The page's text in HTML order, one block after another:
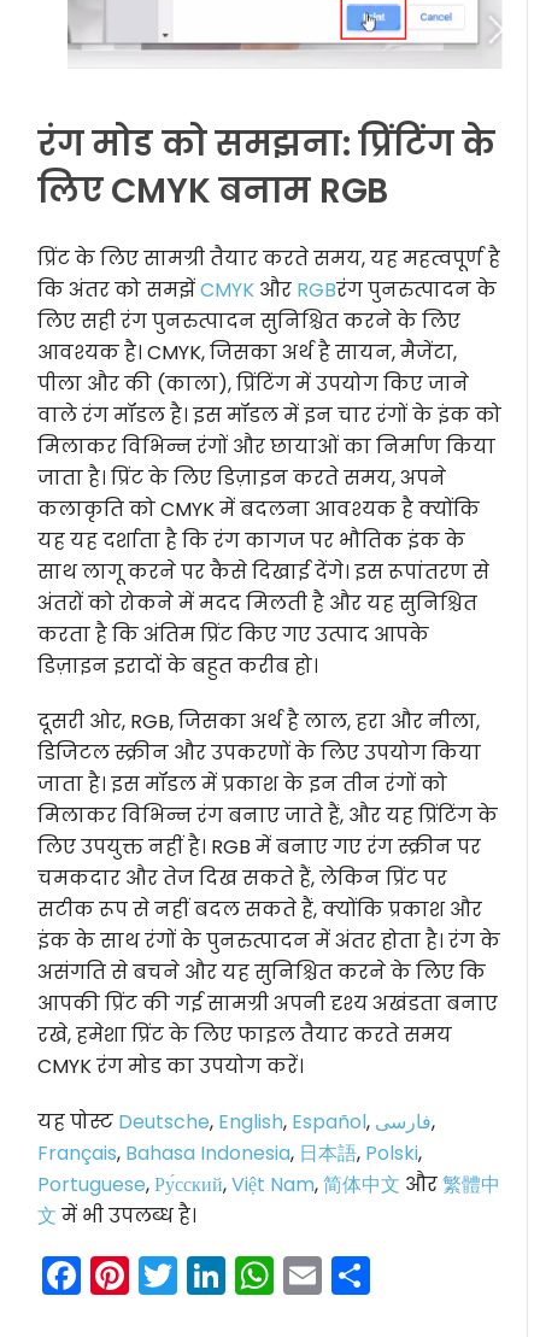
रंग मोड को समझना: प्रिंटिंग के
लिए CMYK बनाम RGB
प्रिंट के लिए सामग्री तैयार करते समय, यह महत्वपूर्ण है
कि अंतर को समझेंCMYK और RGBरंग पुनरुत्पादन के
लिए सही रंग पुनरुत्पादन सुनिश्चित करने के लिए
आवश्यक है। CMYK, जिसका अर्थ है सायन, मैजेंटा,
पीला और की (काला), प्रिंटिंग में उपयोग किए जाने
वाले रंग मॉडल है। इस मॉडल में इन चार रंगों के इंक को
मिलाकर विभिन्न रंगों और छायाओं का निर्माण किया
जाता है। प्रिंट के लिए डिज़ाइन करते समय, अपने
कलाकृति को CMYK में बदलना आवश्यक है क्योंकि
यह यह दर्शाता है कि रंग कागज पर भौतिक इंक के
साथ लागू करने पर कैसे दिखाई देंगे। इस रूपांतरण से
अंतरों को रोकने में मदद मिलती है और यह सुनिश्चित
करता है कि अंतिम प्रिंट किए गए उत्पाद आपके
डिज़ाइन इरादों के बहुत करीब हो।
दूसरी ओर, RGB, जिसका अर्थ है लाल, हरा और नीला,
डिजिटल स्क्रीन और उपकरणों के लिए उपयोग किया
जाता है। इस मॉडल में प्रकाश के इन तीन रंगों को
मिलाकर विभिन्न रंग बनाए जाते हैं, और यह प्रिंटिंग के
लिए उपयुक्त नहीं है। RGB में बनाए गए रंग स्क्रीन पर
चमकदार और तेज दिख सकते हैं, लेकिन प्रिंट पर
सटीक रूप से नहीं बदल सकते हैं, क्योंकि प्रकाश और
इंक के साथ रंगों के पुनरुत्पादन में अंतर होता है। रंग के
असंगति से बचने और यह सुनिश्चित करने के लिए कि
आपकी प्रिंट की गई सामग्री अपनी दृश्य अखंडता बनाए
रखे, हमेशा प्रिंट के लिए फाइल तैयार करते समय
CMYK रंग मोड का उपयोग करें।
यह पोस्ट Deutsche, English, Español, فارسی,
Français, Bahasa Indonesia, 日本語, Polski,
Portuguese,Ру́сский,Việt Nam,简体中文 और繁體中
文 में भी उपलब्ध है।
Facebook
Pinterest
Twitter
LinkedIn
WhatsApp
Email